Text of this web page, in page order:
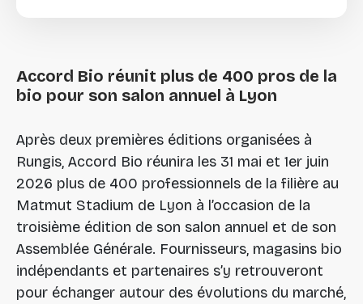
Accord Bio réunit plus de 400 pros de la
bio pour son salon annuel à Lyon
Après deux premières éditions organisées à
Rungis, Accord Bio réunira les 31 mai et 1er juin
2026 plus de 400 professionnels de la filière au
Matmut Stadium de Lyon à l’occasion de la
troisième édition de son salon annuel et de son
Assemblée Générale. Fournisseurs, magasins bio
indépendants et partenaires s’y retrouveront
pour échanger autour des évolutions du marché,